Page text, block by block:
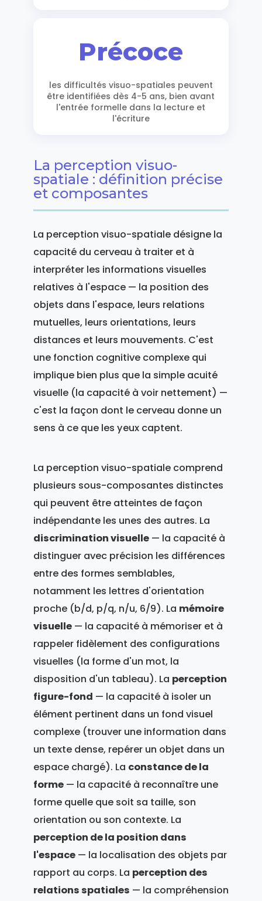
Précoce
les difficultés visuo-spatiales peuvent
être identifiées dès 4-5 ans, bien avant
l'entrée formelle dans la lecture et
l'écriture
La perception visuo-
spatiale : définition précise
et composantes
La perception visuo-spatiale désigne la
capacité du cerveau à traiter et à
interpréter les informations visuelles
relatives à l'espace — la position des
objets dans l'espace, leurs relations
mutuelles, leurs orientations, leurs
distances et leurs mouvements. C'est
une fonction cognitive complexe qui
implique bien plus que la simple acuité
visuelle (la capacité à voir nettement) —
c'est la façon dont le cerveau donne un
sens à ce que les yeux captent.
La perception visuo-spatiale comprend
plusieurs sous-composantes distinctes
qui peuvent être atteintes de façon
indépendante les unes des autres. La
discrimination visuelle— la capacité à
distinguer avec précision les différences
entre des formes semblables,
notamment les lettres d'orientation
proche (b/d, p/q, n/u, 6/9). La mémoire
visuelle— la capacité à mémoriser et à
rappeler fidèlement des configurations
visuelles (la forme d'un mot, la
disposition d'un tableau). La perception
figure-fond — la capacité à isoler un
élément pertinent dans un fond visuel
complexe (trouver une information dans
un texte dense, repérer un objet dans un
espace chargé). La constance de la
forme— la capacité à reconnaître une
forme quelle que soit sa taille, son
orientation ou son contexte. La
perception de la position dans
l'espace— la localisation des objets par
rapport au corps. La perception des
relations spatiales — la compréhension